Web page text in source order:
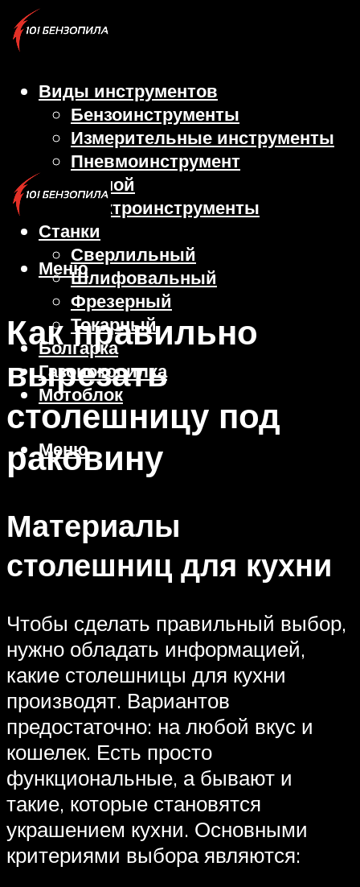
Виды инструментов
Бензоинструменты
Измерительные инструменты
Пневмоинструмент
Ручной
Электроинструменты
Станки
Сверлильный
Шлифовальный
Фрезерный
Токарный
Болгарка
Газонокосилка
Мотоблок
Меню
Меню
Как правильно
вырезать
столешницу под
раковину
Материалы
столешниц для кухни
Чтобы сделать правильный выбор,
нужно обладать информацией,
какие столешницы для кухни
производят. Вариантов
предостаточно: на любой вкус и
кошелек. Есть просто
функциональные, а бывают и
такие, которые становятся
украшением кухни. Основными
критериями выбора являются: